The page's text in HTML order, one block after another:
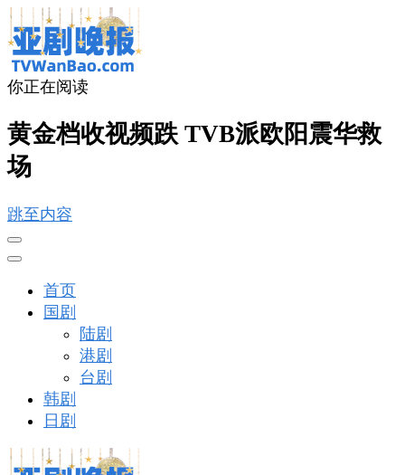
你正在阅读
黄金档收视频跌 TVB派欧阳震华救
场
跳至内容
首页
国剧
陆剧
港剧
台剧
韩剧
日剧